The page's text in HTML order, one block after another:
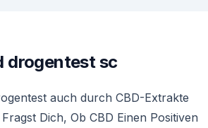
drogentest sc
auch durch CBD-Extrakte
Dich, Ob CBD Einen Positiven